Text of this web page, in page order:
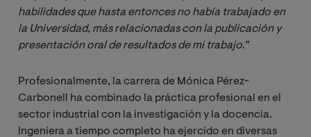
habilidades que hasta entonces no había trabajado en
la Universidad, más relacionadas con la publicación y
presentación oral de resultados de mi trabajo.”
Profesionalmente, la carrera de Mónica Pérez-
Carbonell ha combinado la práctica profesional en el
sector industrial con la investigación y la docencia.
Ingeniera a tiempo completo ha ejercido en diversas